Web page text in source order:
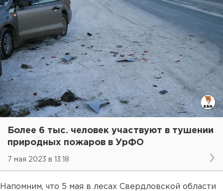
Более 6 тыс. человек участвуют в тушении
природных пожаров в УрФО
7 мая 2023 в 13:18
Напомним, что 5 мая в лесах Свердловской области